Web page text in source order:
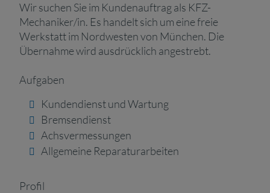
Wir suchen Sie im Kundenauftrag als KFZ-
Mechaniker/in. Es handelt sich um eine freie
Werkstatt im Nordwesten von München. Die
Übernahme wird ausdrücklich angestrebt.
Aufgaben
Kundendienst und Wartung
Bremsendienst
Achsvermessungen
Allgemeine Reparaturarbeiten
Profil